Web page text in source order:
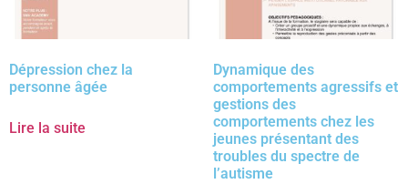
Dépression chez la
personne âgée
Lire la suite
Dynamique des
comportements agressifs et
gestions des
comportements chez les
jeunes présentant des
troubles du spectre de
l’autisme